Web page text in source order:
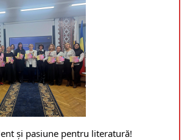
și pasiune pentru literatură!